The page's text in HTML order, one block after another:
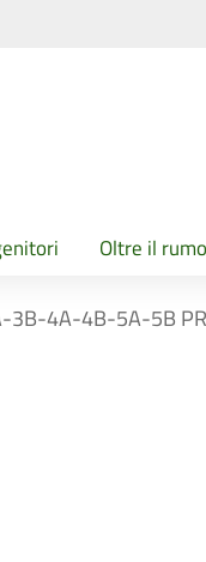
Oltre il
4A-4B-5A-5B